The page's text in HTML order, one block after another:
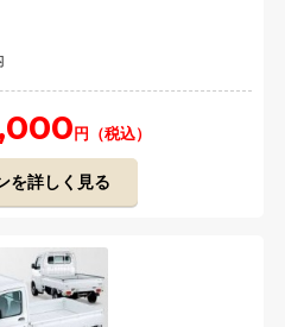
円（税込）
を詳しく見る